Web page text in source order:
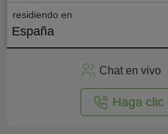
residiendo en
España
Chat en vivo
Haga clic